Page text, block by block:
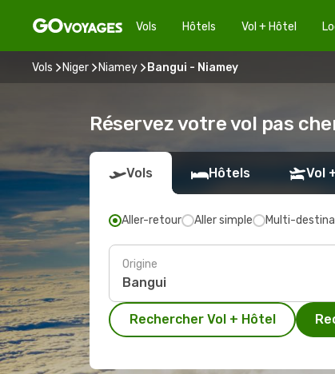
Vols Hôtels Vol + Hôtel
Vols Niger Niamey Bangui - Niamey
Réservez votre vol pas
Vols Hôtels Vol
Aller-retour Aller simple Multi-
Origine
Rechercher Vol + Hôtel